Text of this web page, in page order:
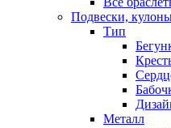
Подвески,
Тип
Металл